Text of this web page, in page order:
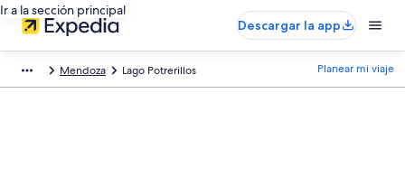
Ir a la sección principal
Descargar la app
Mendoza Lago Potrerillos Planear mi viaje